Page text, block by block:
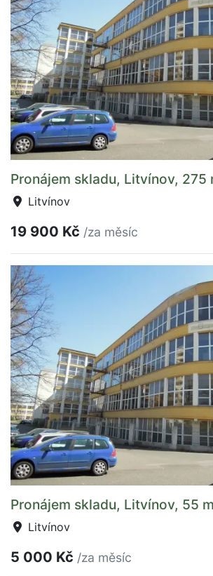
Pronájem skladu, Litvínov, 275
Litvínov
19 900 Kč /za měsíc
Pronájem skladu, Litvínov, 55 m
Litvínov
5 000 Kč /za měsíc